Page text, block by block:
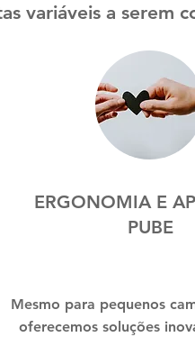
variáveis a serem
ERGONOMIA E
PUBE
Mesmo para pequenos
oferecemos soluções